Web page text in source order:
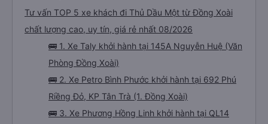
Tư vấn TOP 5 xe khách đi Thủ Dầu Một từ Đồng Xoài
chất lượng cao, uy tín, giá rẻ nhất 08/2026
🚌 1. Xe Taly khởi hành tại 145A Nguyễn Huệ (Văn
Phòng Đồng Xoài)
🚌 2. Xe Petro Bình Phước khởi hành tại 692 Phú
Riềng Đỏ, KP Tân Trà (1. Đồng Xoài)
🚌 3. Xe Phương Hồng Linh khởi hành tại QL14